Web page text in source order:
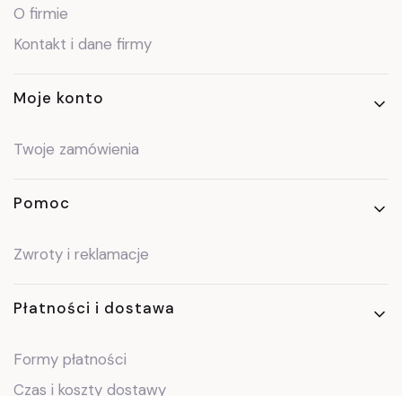
O firmie
Kontakt i dane firmy
Moje konto
Twoje zamówienia
Pomoc
Zwroty i reklamacje
Płatności i dostawa
Formy płatności
Czas i koszty dostawy